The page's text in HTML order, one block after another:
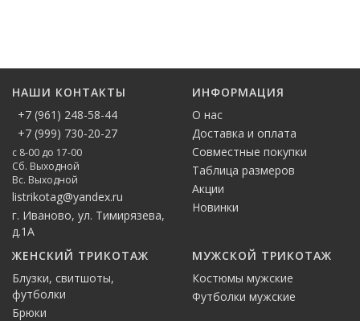
НАШИ КОНТАКТЫ
+7 (961) 248-58-44
+7 (999) 730-20-27
с 8-00 до 17-00
Сб. Выходной
Вс. Выходной
listrikotag@yandex.ru
г. Иваново, ул. Тимирязева,
д.1А
ИНФОРМАЦИЯ
О нас
Доставка и оплата
Совместные покупки
Таблица размеров
Акции
Новинки
ЖЕНСКИЙ ТРИКОТАЖ
Блузки, свитшоты,
футболки
Брюки
МУЖСКОЙ ТРИКОТАЖ
Костюмы мужские
Футболки мужские